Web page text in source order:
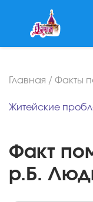
Главная / Факты
Житейские
Факт
р.Б.